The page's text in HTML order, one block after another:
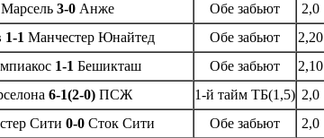
Марсель 3-0Анже Обе забьют
2,0
1-1 Манчестер Юнайтед Обе забьют
2,20
1-1 Бешикташ Обе забьют
2,10
6-1(2-0) ПСЖ 1-й тайм ТБ(1,5) 2,0
Сити 0-0 Сток Сити Обе забьют
2,0